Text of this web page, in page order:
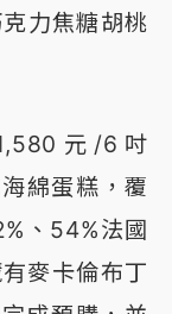
力焦糖胡桃
元/6吋
綿蛋糕，覆
、54%法國
麥卡倫布丁